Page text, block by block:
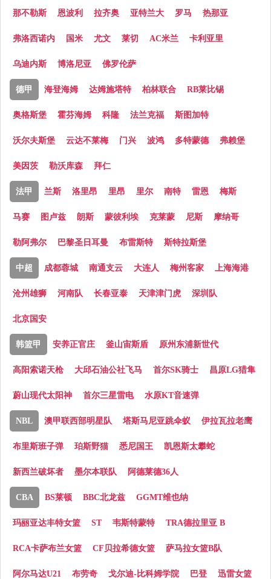
那不勒斯 恩波利 拉齐奥 亚特兰大 罗马 热那亚
弗洛西诺内 国米 尤文 莱切 AC米兰 卡利亚里
乌迪内斯 博洛尼亚 佛罗伦萨
德甲 海登海姆 达姆施塔特 柏林联合 RB莱比锡
奥格斯堡 霍芬海姆 科隆 法兰克福 斯图加特
沃尔夫斯堡 云达不莱梅 门兴 波鸿 多特蒙德 弗赖堡
美因茨 勒沃库森 拜仁
法甲 兰斯 洛里昂 里昂 里尔 南特 雷恩 梅斯
马赛 图卢兹 朗斯 蒙彼利埃 克莱蒙 尼斯 摩纳哥
勒阿弗尔 巴黎圣日耳曼 布雷斯特 斯特拉斯堡
中超 成都蓉城 南通支云 大连人 梅州客家 上海海港
沧州雄狮 河南队 长春亚泰 天津津门虎 深圳队
北京国安
韩篮甲 安养正官庄 釜山宙斯盾 原州东浦新世代
高阳索诺天枪 大邱石油公社飞马 首尔SK骑士 昌原LG猎隼
蔚山现代太阳神 首尔三星雷电 水原KT音速弹
NBL 澳甲联西部明星队 塔斯马尼亚跳伞蚁 伊拉瓦拉老鹰
布里斯班子弹 珀斯野猫 悉尼国王 凯恩斯太攀蛇
新西兰破坏者 墨尔本联队 阿德莱德36人
CBA BS莱顿 BBC北龙兹 GGMT维也纳
玛丽亚达丰特女篮 ST 韦斯特蒙特 TRA德拉里亚 B
RCA卡萨布兰女篮 CF贝拉希德女篮 萨马拉女篮B队
阿尔马达U21 布劳奇 戈尔迪-比科姆学院 巴登 迅雷女篮